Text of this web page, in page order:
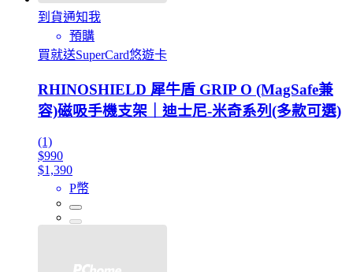
到貨通知我
預購
買就送SuperCard悠遊卡
RHINOSHIELD 犀牛盾 GRIP O (MagSafe兼
容)磁吸手機支架｜迪士尼-米奇系列(多款可選)
(1)
$990
$1,390
P幣